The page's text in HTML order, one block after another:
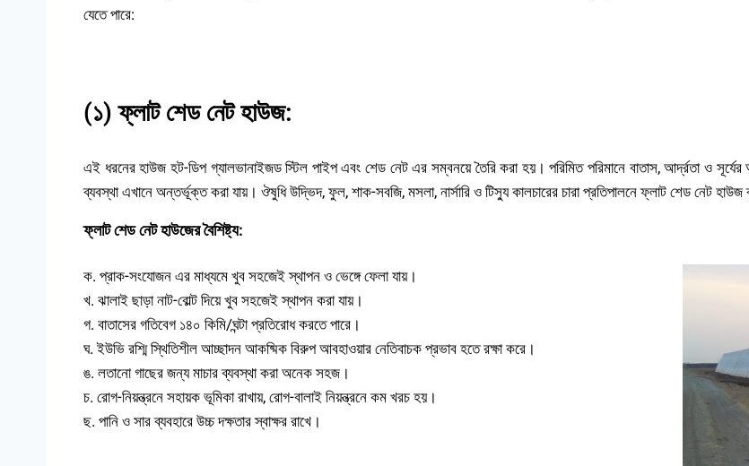
যেতে পারে:
(১) ফ্লাট শেড নেট হাউজ:
এই ধরনের হাউজ হট-ডিপ গ্যালভানাইজড স্টিল পাইপ এবং শেড নেট এর সম্বনয়ে তৈরি করা হয়। পরিমিত পরিমানে বাতাস, আর্দ্রতা ও
ব্যবস্থা এখানে অন্তর্ভূক্ত করা যায়। ঔষুধি উদ্ভিদ, ফুল, শাক-সবজি, মসলা, নার্সারি ও টিস্যু কালচারের চারা প্রতিপালনে ফ্লাট শেড নেট হাউজ
ফ্লাট শেড নেট হাউজের বৈশিষ্ট্য:
ক. প্রাক-সংযোজন এর মাধ্যমে খুব সহজেই স্থাপন ও ভেঙ্গে ফেলা যায়।
খ. ঝালাই ছাড়া নাট-বোল্ট দিয়ে খুব সহজেই স্থাপন করা যায়।
গ. বাতাসের গতিবেগ ১৪০ কিমি/ঘন্টা প্রতিরোধ করতে পারে।
ঘ. ইউভি রশ্মি স্থিতিশীল আচ্ছাদন আকষ্মিক বিরুপ আবহাওয়ার নেতিবাচক প্রভাব হতে রক্ষা করে।
ঙ. লতানো গাছের জন্য মাচার ব্যবস্থা করা অনেক সহজ।
চ. রোগ-নিয়ন্ত্রনে সহায়ক ভূমিকা রাখায়, রোগ-বালাই নিয়ন্ত্রনে কম খরচ হয়।
ছ. পানি ও সার ব্যবহারে উচ্চ দক্ষতার স্বাক্ষর রাখে।